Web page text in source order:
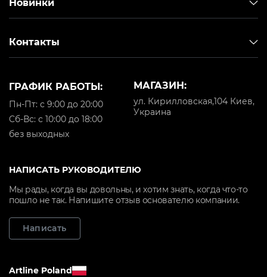
Новинки
Контакты
МАГАЗИН:
ул. Кирилловская,104 Киев,
Украина
ГРАФИК РАБОТЫ:
Пн-Пт: с 9:00 до 20:00
Cб-Вс: с 10:00 до 18:00
без выходных
НАПИСАТЬ РУКОВОДИТЕЛЮ
Мы рады, когда вы довольны, и хотим знать, когда что-то
пошло не так. Напишите отзыв основателю компании.
Написать
Artline Poland